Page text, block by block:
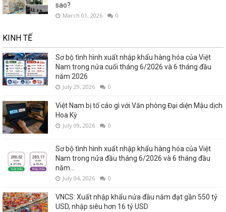
sao?
March 01, 2026 0
KINH TẾ
Sơ bộ tình hình xuất nhập khẩu hàng hóa của Việt
Nam trong nửa cuối tháng 6/2026 và 6 tháng đầu
năm 2026
July 29, 2026 0
Việt Nam bị tố cáo gì với Văn phòng Đại diện Mậu dịch
Hoa Kỳ
July 09, 2026 0
Sơ bộ tình hình xuất nhập khẩu hàng hóa của Việt
Nam trong nửa đầu tháng 6/2026 và 6 tháng đầu
năm...
July 04, 2026 0
VNCS: Xuất nhập khẩu nửa đầu năm đạt gần 550 tỷ
USD, nhập siêu hơn 16 tỷ USD